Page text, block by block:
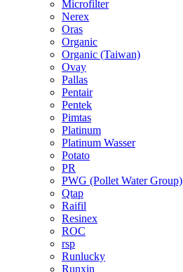
Microfilter
Nerex
Oras
Organic
Organic (Taiwan)
Ovay
Pallas
Pentair
Pentek
Pimtas
Platinum
Platinum Wasser
Potato
PR
PWG (Pollet Water Group)
Qtap
Raifil
Resinex
ROC
rsp
Runlucky
Runxin